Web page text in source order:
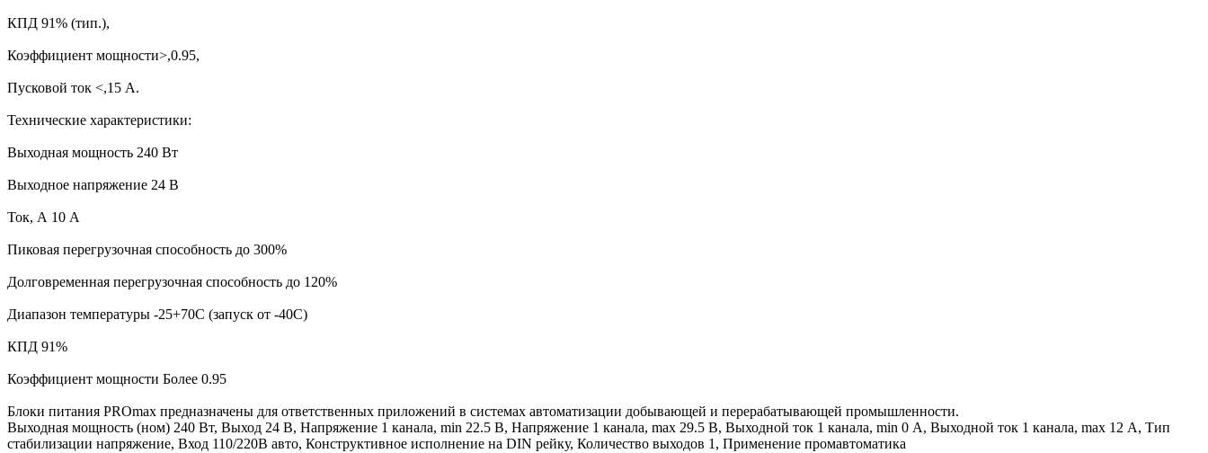
КПД 91% (тип.),
Коэффициент мощности>,0.95,
Пусковой ток <,15 А.
Технические характеристики:
Выходная мощность 240 Вт
Выходное напряжение 24 В
Ток, А 10 А
Пиковая перегрузочная способность до 300%
Долговременная перегрузочная способность до 120%
Диапазон температуры -25+70С (запуск от -40С)
КПД 91%
Коэффициент мощности Более 0.95
Блоки питания PROmax предназначены для ответственных приложений в системах автоматизации добывающей и перерабатывающей промышленности.
Выходная мощность (ном) 240 Вт, Выход 24 В, Напряжение 1 канала, min 22.5 В, Напряжение 1 канала, max 29.5 В, Выходной ток 1 канала, min 0 А, Выходной ток 1 канала, max 12 А, Тип
стабилизации напряжение, Вход 110/220В авто, Конструктивное исполнение на DIN рейку, Количество выходов 1, Применение промавтоматика